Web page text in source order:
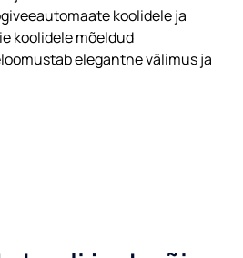
koolidele ja
koolidele mõeldud
elegantne välimus ja